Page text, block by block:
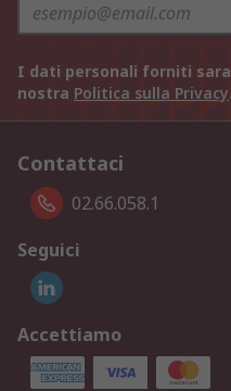
I dati personali forniti
nostra Politica sulla Privacy.
Contattaci
02.66.058.1
Seguici
Accettiamo